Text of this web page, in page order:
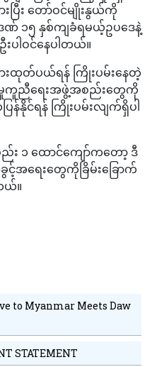
ပြီး တော်ဝင်မျိုးနွယ်ကို
ဏ် ၁၅ နှစ်ကျခံရမယ့်ဥပဒေနဲ့
ပါဝင်နေပါတယ်။
ထုတ်ပယ်ရန် ကြိုးပမ်းနေတဲ့
ကူညီရေးအဖွဲ့အစည်းတွေကို
နိုင်ရန် ကြိုးပမ်းလျက်ရှိပါ
၁ ထောင်ကျော်ကတော့ ဒီ
အရေးတွေကိုခြိမ်းခြောက်
ယ်။
ေးလေ့ကျင့်မှုပြုလုပ်ပြီး ရုရှားနှင့်
မျောက်သတ္တဝါများနှင့် စမ်း
to Myanmar Meets Daw
STATEMENT